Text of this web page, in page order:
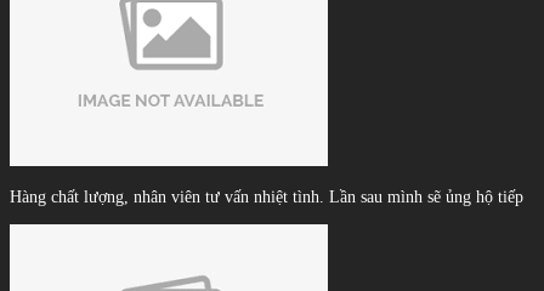
Hàng chất lượng, nhân viên tư vấn nhiệt tình. Lần sau mình sẽ ủng hộ tiếp